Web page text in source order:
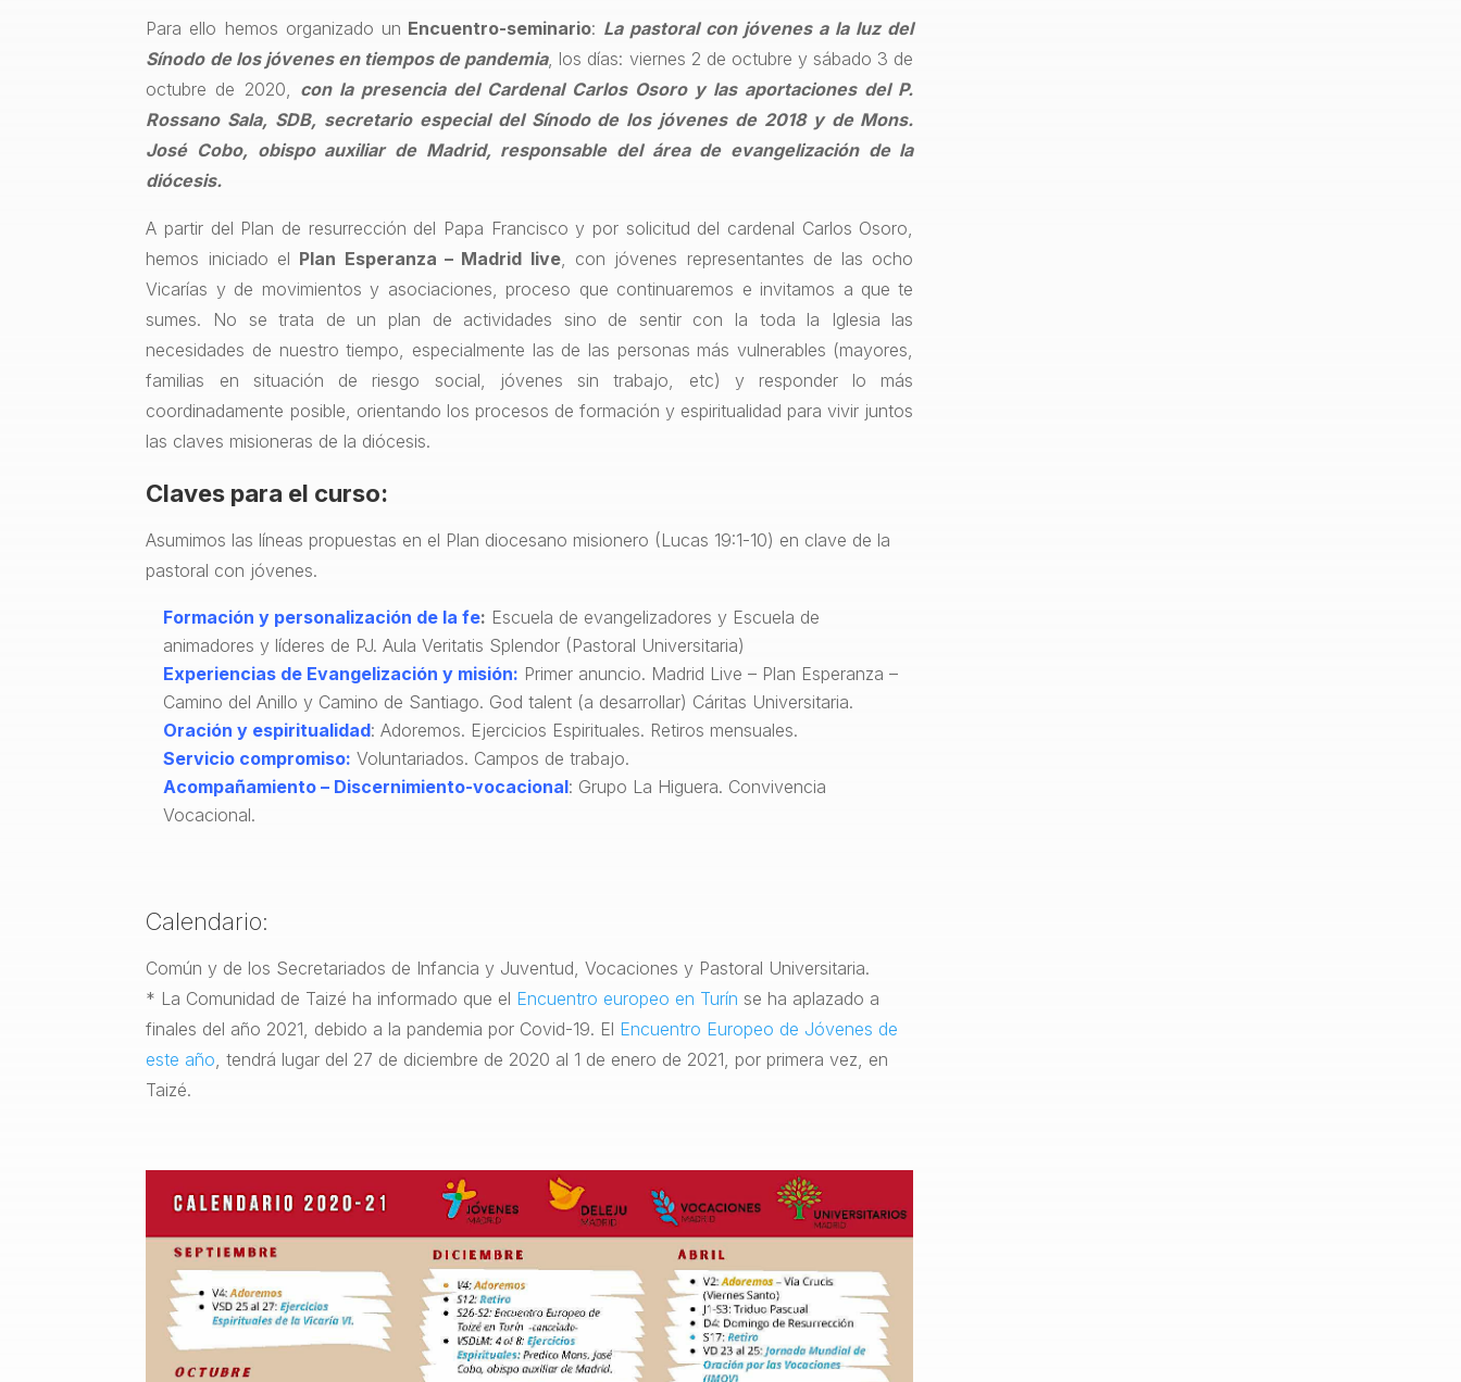
Para ello hemos organizado un Encuentro-seminario: La pastoral con jóvenes a la luz del
Sínodo de los jóvenes en tiempos de pandemia, los días: viernes 2 de octubre y sábado 3 de
octubre de 2020, con la presencia del Cardenal Carlos Osoro y las aportaciones del P.
Rossano Sala, SDB, secretario especial del Sínodo de los jóvenes de 2018 y de Mons.
José Cobo, obispo auxiliar de Madrid, responsable del área de evangelización de la
diócesis.
A partir del Plan de resurrección del Papa Francisco y por solicitud del cardenal Carlos Osoro,
hemos iniciado el Plan Esperanza – Madrid live, con jóvenes representantes de las ocho
Vicarías y de movimientos y asociaciones, proceso que continuaremos e invitamos a que te
sumes. No se trata de un plan de actividades sino de sentir con la toda la Iglesia las
necesidades de nuestro tiempo, especialmente las de las personas más vulnerables (mayores,
familias en situación de riesgo social, jóvenes sin trabajo, etc) y responder lo más
coordinadamente posible, orientando los procesos de formación y espiritualidad para vivir juntos
las claves misioneras de la diócesis.
Claves para el curso:
Asumimos las líneas propuestas en el Plan diocesano misionero (Lucas 19:1-10) en clave de la
pastoral con jóvenes.
Formación y personalización de la fe: Escuela de evangelizadores y Escuela de
animadores y líderes de PJ. Aula Veritatis Splendor (Pastoral Universitaria)
Experiencias de Evangelización y misión: Primer anuncio. Madrid Live – Plan Esperanza –
Camino del Anillo y Camino de Santiago. God talent (a desarrollar) Cáritas Universitaria.
Oración y espiritualidad: Adoremos. Ejercicios Espirituales. Retiros mensuales.
Servicio compromiso: Voluntariados. Campos de trabajo.
Acompañamiento – Discernimiento-vocacional: Grupo La Higuera. Convivencia
Vocacional.
Calendario:
Común y de los Secretariados de Infancia y Juventud, Vocaciones y Pastoral Universitaria.
* La Comunidad de Taizé ha informado que el Encuentro europeo en Turín se ha aplazado a
finales del año 2021, debido a la pandemia por Covid-19. El Encuentro Europeo de Jóvenes de
este año , tendrá lugar del 27 de diciembre de 2020 al 1 de enero de 2021, por primera vez, en
Taizé.